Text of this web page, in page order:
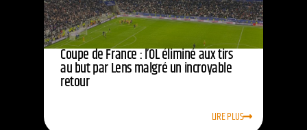
Coupe de France : l’OL éliminé aux tirs
au but par Lens malgré un incroyable
retour
LIRE PLUS